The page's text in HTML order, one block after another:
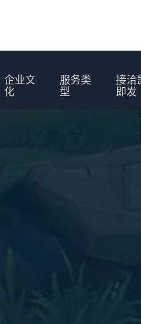
企业文
化
服务类
型
接洽
即发